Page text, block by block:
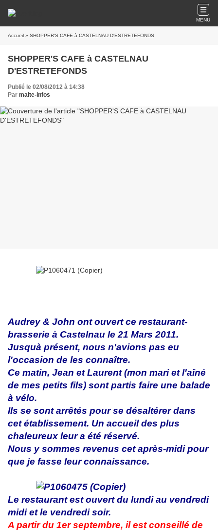
MENU
Accueil » SHOPPER'S CAFE à CASTELNAU D'ESTRETEFONDS
SHOPPER'S CAFE à CASTELNAU
D'ESTRETEFONDS
Publié le 02/08/2012 à 14:38
Par maite-infos
Audrey & John ont ouvert ce restaurant-
brasserie à Castelnau le 21 Mars 2011.
Jusquà présent, nous n'avions pas eu
l'occasion de les connaître.
Ce matin, Jean et Laurent (mon mari et l'aîné
de mes petits fils) sont partis faire une balade
à vélo.
Ils se sont arrêtés pour se désaltérer dans
cet établissement. Un accueil des plus
chaleureux leur a été réservé.
Nous y sommes revenus cet après-midi pour
que je fasse leur connaissance.
Le restaurant est ouvert du lundi au vendredi
midi et le vendredi soir.
A partir du 1er septembre, il est conseillé de